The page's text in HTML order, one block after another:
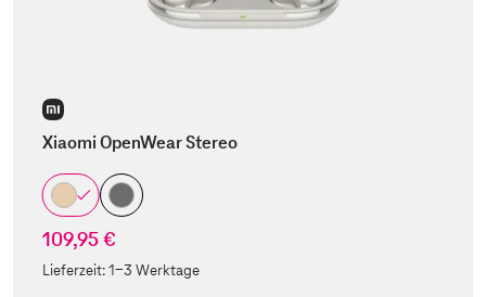
Xiaomi OpenWear Stereo
109,95 €
Lieferzeit:1-3 Werktage